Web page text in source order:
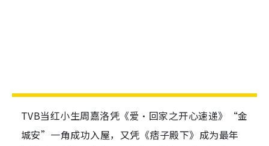
TVB当红小生周嘉洛凭《爱·回家之开心速递》“金
城安”一角成功入屋，又凭《痞子殿下》成为最年